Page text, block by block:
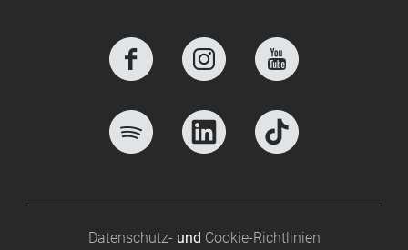
Footer bottomDatenschutz- und Cookie-Richtlinien